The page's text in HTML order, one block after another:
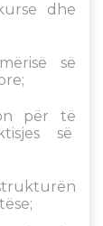
dhe
së
për të
së